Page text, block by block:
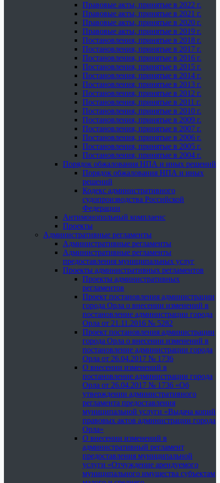
Правовые акты, принятые в 2022 г.
Правовые акты, принятые в 2021 г.
Правовые акты, принятые в 2020 г.
Правовые акты, принятые в 2019 г.
Постановления, принятые в 2018 г.
Постановления, принятые в 2017 г.
Постановления, принятые в 2016 г.
Постановления, принятые в 2015 г.
Постановления, принятые в 2014 г.
Постановления, принятые в 2013 г.
Постановления, принятые в 2012 г.
Постановления, принятые в 2011 г.
Постановления, принятые в 2010 г.
Постановления, принятые в 2009 г.
Постановления, принятые в 2007 г.
Постановления, принятые в 2006 г.
Постановления, принятые в 2005 г.
Постановления, принятые в 2004 г.
Порядок обжалования НПА и иных решений
Порядок обжалования НПА и иных
решений
Кодекс административного
судопроизводства Российской
Федерации
Антимонопольный комплаенс
Проекты
Административные регламенты
Административные регламенты
Административные регламенты
предоставления муниципальных услуг
Проекты административных регламентов
Проекты административных
регламентов
Проект постановления администрации
города Орла о внесении изменений в
постановление администрации города
Орла от 21.11.2016 № 5282
Проект постановления администрации
города Орла о внесении изменений в
постановление администрации города
Орла от 26.04.2017 № 1736
О внесении изменений в
постановление администрации города
Орла от 26.04.2017 № 1736 «Об
утверждении административного
регламента предоставления
муниципальной услуги «Выдача копий
правовых актов администрации города
Орла»
О внесении изменений в
административный регламент
предоставления муниципальной
услуги «Отчуждение арендуемого
муниципального имущества субъектам